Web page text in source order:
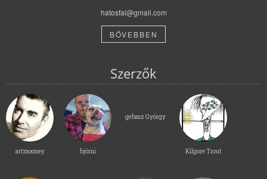
hatosfal@gmail.com
BŐVEBBEN
Szerzők
artmooney björni
gebasz György
Kilgore Trout